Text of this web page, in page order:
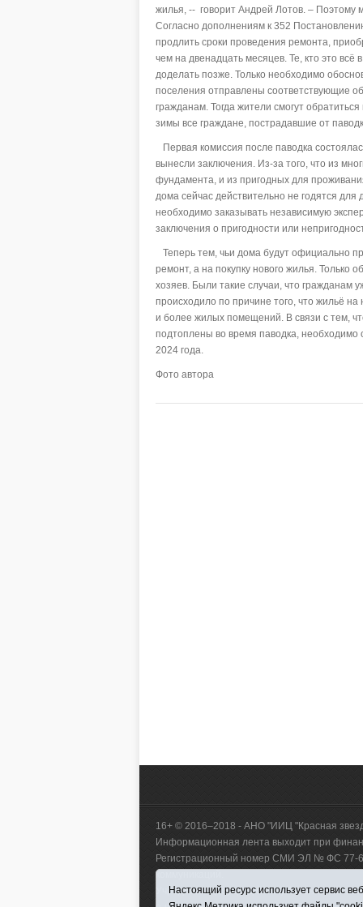
жилья, -- говорит Андрей Лотов. – Поэтому
Согласно дополнениям к 352
продлить сроки проведения ремонта,
чем на двенадцать месяцев. Те, кто это
доделать позже. Только необходимо
поселения отправлены соответствующие
гражданам. Тогда жители смогут
зимы все граждане, пострадавшие от
Первая комиссия после паводка
вынесли заключения. Из-за того, что из
фундамента, и из пригодных для
дома сейчас действительно не годятся
необходимо заказывать независимую
заключения о пригодности или
Теперь тем, чьи дома будут официально
ремонт, а на покупку нового жилья. Только
хозяев. Были такие случаи, что гражданам
происходило по причине того, что жильё
и более жилых помещений. В связи с тем,
подтоплены во время паводка, необходимо
2024 года.
Фото автора
16+ © 2016–2018 - АНО "ИИЦ "Красная
Информационная лента выходит при
Регистрационный номер СМИ ЭЛ № ФС 77-
коммуникаций.
Учредитель (соучредители) Автономная
Настоящий ресурс использует сервис